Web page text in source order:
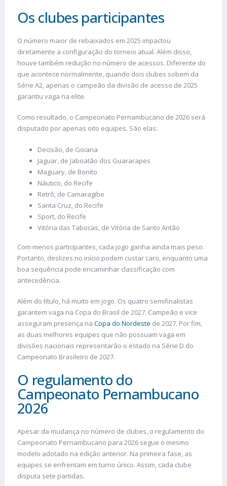
Os clubes participantes
O número maior de rebaixados em 2025 impactou
diretamente a configuração do torneio atual. Além disso,
houve também redução no número de acessos. Diferente do
que acontece normalmente, quando dois clubes sobem da
Série A2, apenas o campeão da divisão de acesso de 2025
garantiu vaga na elite.
Como resultado, o Campeonato Pernambucano de 2026 será
disputado por apenas oito equipes. São elas:
Decisão, de Goiana
Jaguar, de Jaboatão dos Guararapes
Maguary, de Bonito
Náutico, do Recife
Retrô, de Camaragibe
Santa Cruz, do Recife
Sport, do Recife
Vitória das Tabocas, de Vitória de Santo Antão
Com menos participantes, cada jogo ganha ainda mais peso.
Portanto, deslizes no início podem custar caro, enquanto uma
boa sequência pode encaminhar classificação com
antecedência.
Além do título, há muito em jogo. Os quatro semifinalistas
garantem vaga na Copa do Brasil de 2027. Campeão e vice
asseguram presença na Copa do Nordeste de 2027. Por fim,
as duas melhores equipes que não possuam vaga em
divisões nacionais representarão o estado na Série D do
Campeonato Brasileiro de 2027.
O regulamento do
Campeonato Pernambucano
2026
Apesar da mudança no número de clubes, o regulamento do
Campeonato Pernambucano para 2026 segue o mesmo
modelo adotado na edição anterior. Na primeira fase, as
equipes se enfrentam em turno único. Assim, cada clube
disputa sete partidas.